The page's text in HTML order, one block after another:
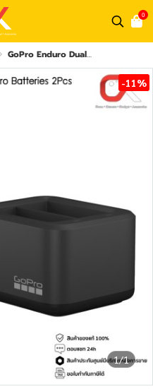
0
GoPro Enduro Dual Battery Charger + Enduro Batteries 2Pcs แท่นชาร์จโกโปร + แบต Enduro 2 ก้อน GoPro Accessories แบตโกโปร
1/1
-11%